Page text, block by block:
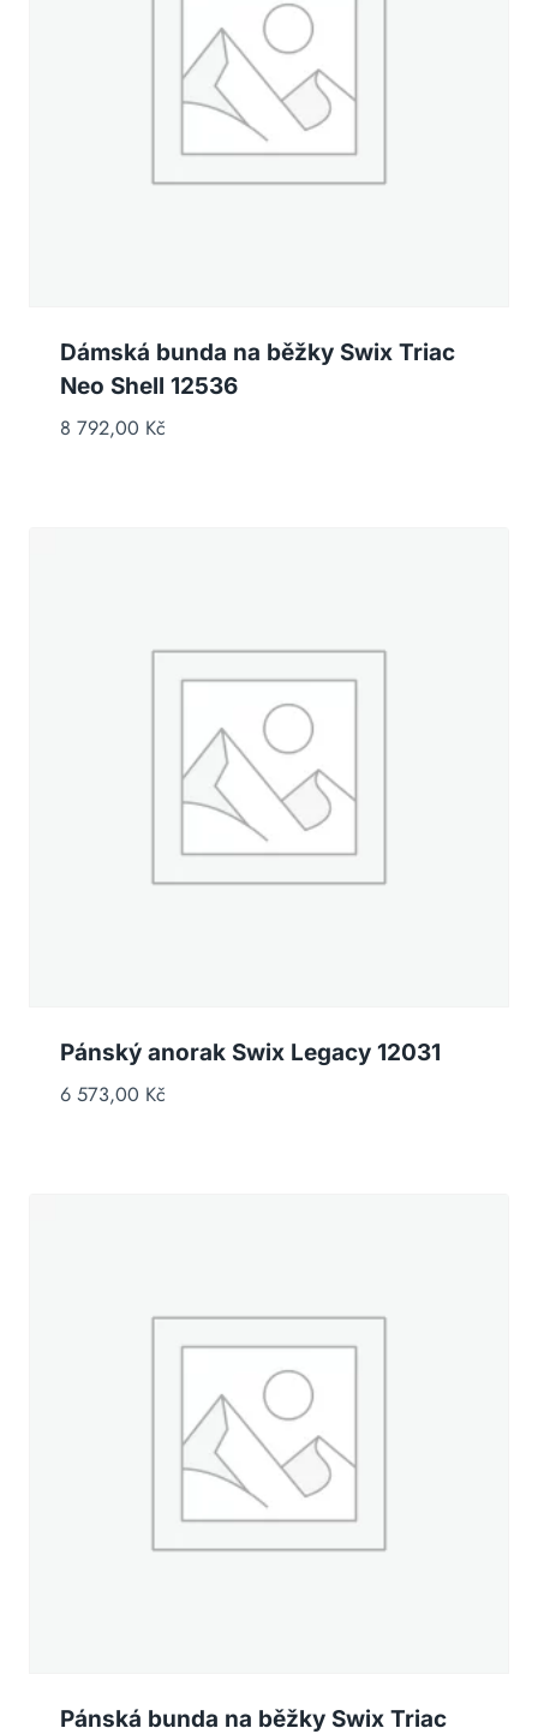
Dámská bunda na běžky Swix Triac
Neo Shell 12536
8 792,00 Kč
Pánský anorak Swix Legacy 12031
6 573,00 Kč
Pánská bunda na běžky Swix Triac